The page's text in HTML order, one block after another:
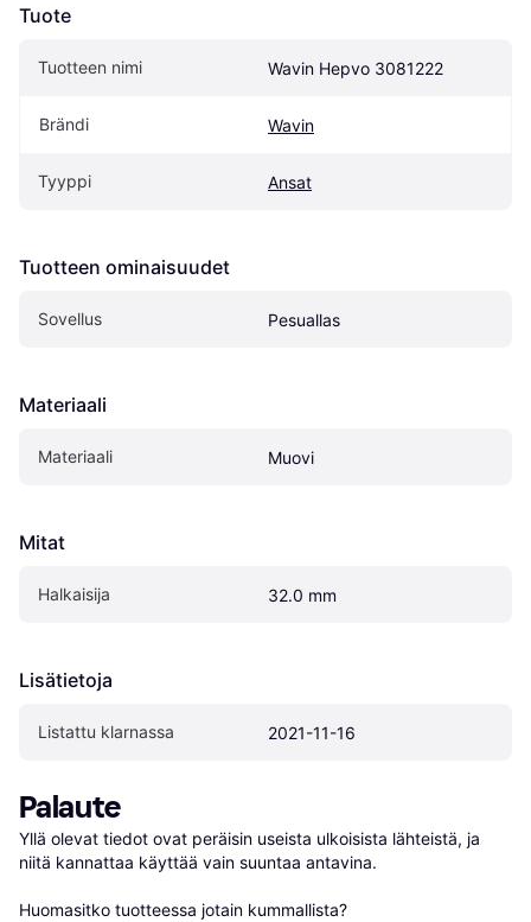
Tuote
Tuotteen nimi Wavin Hepvo 3081222
Brändi Wavin
Tyyppi Ansat
Tuotteen ominaisuudet
Sovellus Pesuallas
Materiaali
Materiaali Muovi
Mitat
Halkaisija 32.0 mm
Lisätietoja
Listattu klarnassa 2021-11-16
Palaute
Yllä olevat tiedot ovat peräisin useista ulkoisista lähteistä, ja
niitä kannattaa käyttää vain suuntaa antavina.
Huomasitko tuotteessa jotain kummallista?